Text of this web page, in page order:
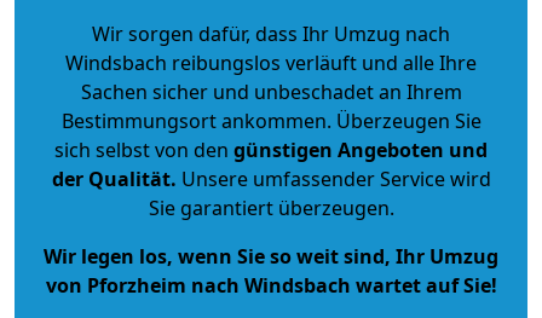
Wir sorgen dafür, dass Ihr Umzug nach
Windsbach reibungslos verläuft und alle Ihre
Sachen sicher und unbeschadet an Ihrem
Bestimmungsort ankommen. Überzeugen Sie
sich selbst von den günstigen Angeboten und
der Qualität. Unsere umfassender Service wird
Sie garantiert überzeugen.
Wir legen los, wenn Sie so weit sind, Ihr Umzug
von Pforzheim nach Windsbach wartet auf Sie!